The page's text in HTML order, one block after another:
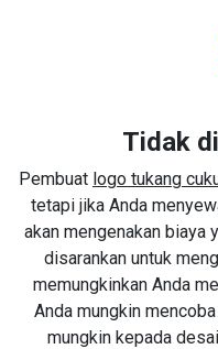
Tidak
Pembuat logo tukang
tetapi jika Anda
akan mengenakan biaya
disarankan untuk
memungkinkan Anda
Anda mungkin
mungkin kepada